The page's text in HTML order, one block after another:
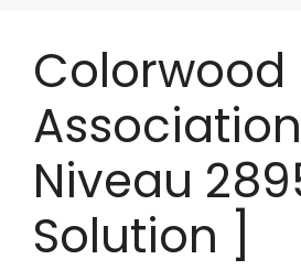
Colorwood
Niveau
Solution ]